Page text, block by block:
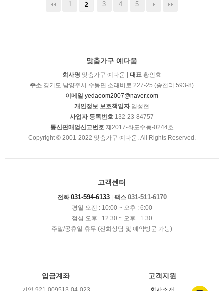
1 2 3 4 5
맞춤가구 예다움
회사명 맞춤가구 예다움 | 대표 황인효
주소 경기도 남양주시 수동면 소래비로 227-25 (송천리 593-8)
이메일 yedaoom2007@naver.com
개인정보 보호책임자임성현
사업자 등록번호 132-23-84757
통신판매업신고번호제2017-화도수동-0244호
Copyright © 2001-2022 맞춤가구 예다움. All Rights Reserved.
고객센터
전화 031-594-6133| 팩스 031-511-6170
평일 오전 : 10:00 ~ 오후 : 6:00
점심 오후 : 12:30 ~ 오후 : 1:30
주말/공휴일 휴무 (전화상담 및 예약방문 가능)
입금계좌 고객지원